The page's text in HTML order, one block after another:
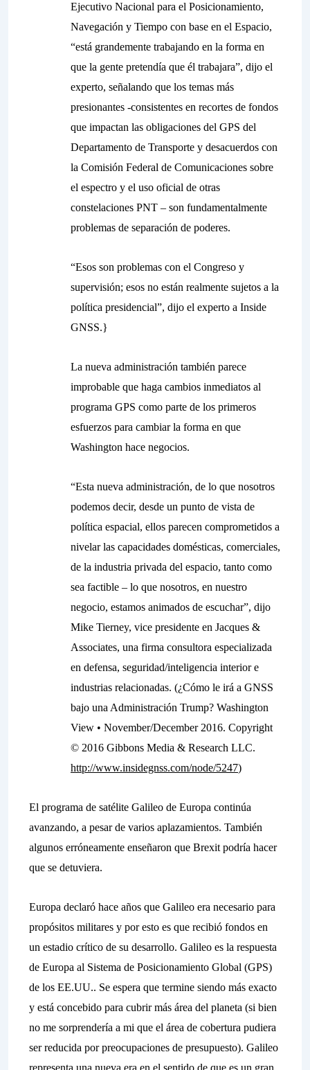
Ejecutivo Nacional para el Posicionamiento,
Navegación y Tiempo con base en el Espacio,
“está grandemente trabajando en la forma en
que la gente pretendía que él trabajara”, dijo el
experto, señalando que los temas más
presionantes -consistentes en recortes de fondos
que impactan las obligaciones del GPS del
Departamento de Transporte y desacuerdos con
la Comisión Federal de Comunicaciones sobre
el espectro y el uso oficial de otras
constelaciones PNT – son fundamentalmente
problemas de separación de poderes.
“Esos son problemas con el Congreso y
supervisión; esos no están realmente sujetos a la
política presidencial”, dijo el experto a Inside
GNSS.}
La nueva administración también parece
improbable que haga cambios inmediatos al
programa GPS como parte de los primeros
esfuerzos para cambiar la forma en que
Washington hace negocios.
“Esta nueva administración, de lo que nosotros
podemos decir, desde un punto de vista de
política espacial, ellos parecen comprometidos a
nivelar las capacidades domésticas, comerciales,
de la industria privada del espacio, tanto como
sea factible – lo que nosotros, en nuestro
negocio, estamos animados de escuchar”, dijo
Mike Tierney, vice presidente en Jacques &
Associates, una firma consultora especializada
en defensa, seguridad/inteligencia interior e
industrias relacionadas. (¿Cómo le irá a GNSS
bajo una Administración Trump? Washington
View • November/December 2016. Copyright
© 2016 Gibbons Media & Research LLC.
http://www.insidegnss.com/node/5247)
El programa de satélite Galileo de Europa continúa
avanzando, a pesar de varios aplazamientos. También
algunos erróneamente enseñaron que Brexit podría hacer
que se detuviera.
Europa declaró hace años que Galileo era necesario para
propósitos militares y por esto es que recibió fondos en
un estadio crítico de su desarrollo. Galileo es la respuesta
de Europa al Sistema de Posicionamiento Global (GPS)
de los EE.UU.. Se espera que termine siendo más exacto
y está concebido para cubrir más área del planeta (si bien
no me sorprendería a mi que el área de cobertura pudiera
ser reducida por preocupaciones de presupuesto). Galileo
representa una nueva era en el sentido de que es un gran